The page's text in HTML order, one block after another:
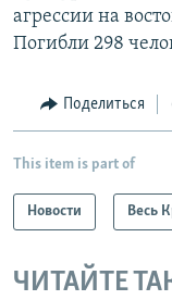
агрессии на
Погибли 298
Поделиться
This item is part of
Новости Весь
ЧИТАЙТЕ